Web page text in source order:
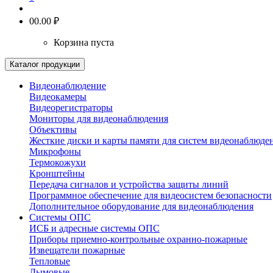
00.00 ₽
Корзина пуста
Каталог продукции
Видеонаблюдение
Видеокамеры
Видеорегистраторы
Мониторы для видеонаблюдения
Объективы
Жесткие диски и карты памяти для систем
Микрофоны
Термокожухи
Кронштейны
Передача сигналов и устройства защиты линий
Программное обеспечение для видеосистем безопасности
Дополнительное оборудование для видеонаблюдения
Системы ОПС
ИСБ и адресные системы ОПС
Приборы приемно-контрольные охранно-пожарные
Извещатели пожарные
Тепловые